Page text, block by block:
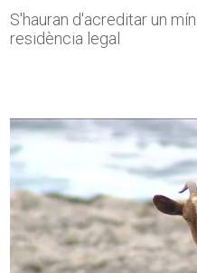
S'hauran d'acreditar un
residència legal